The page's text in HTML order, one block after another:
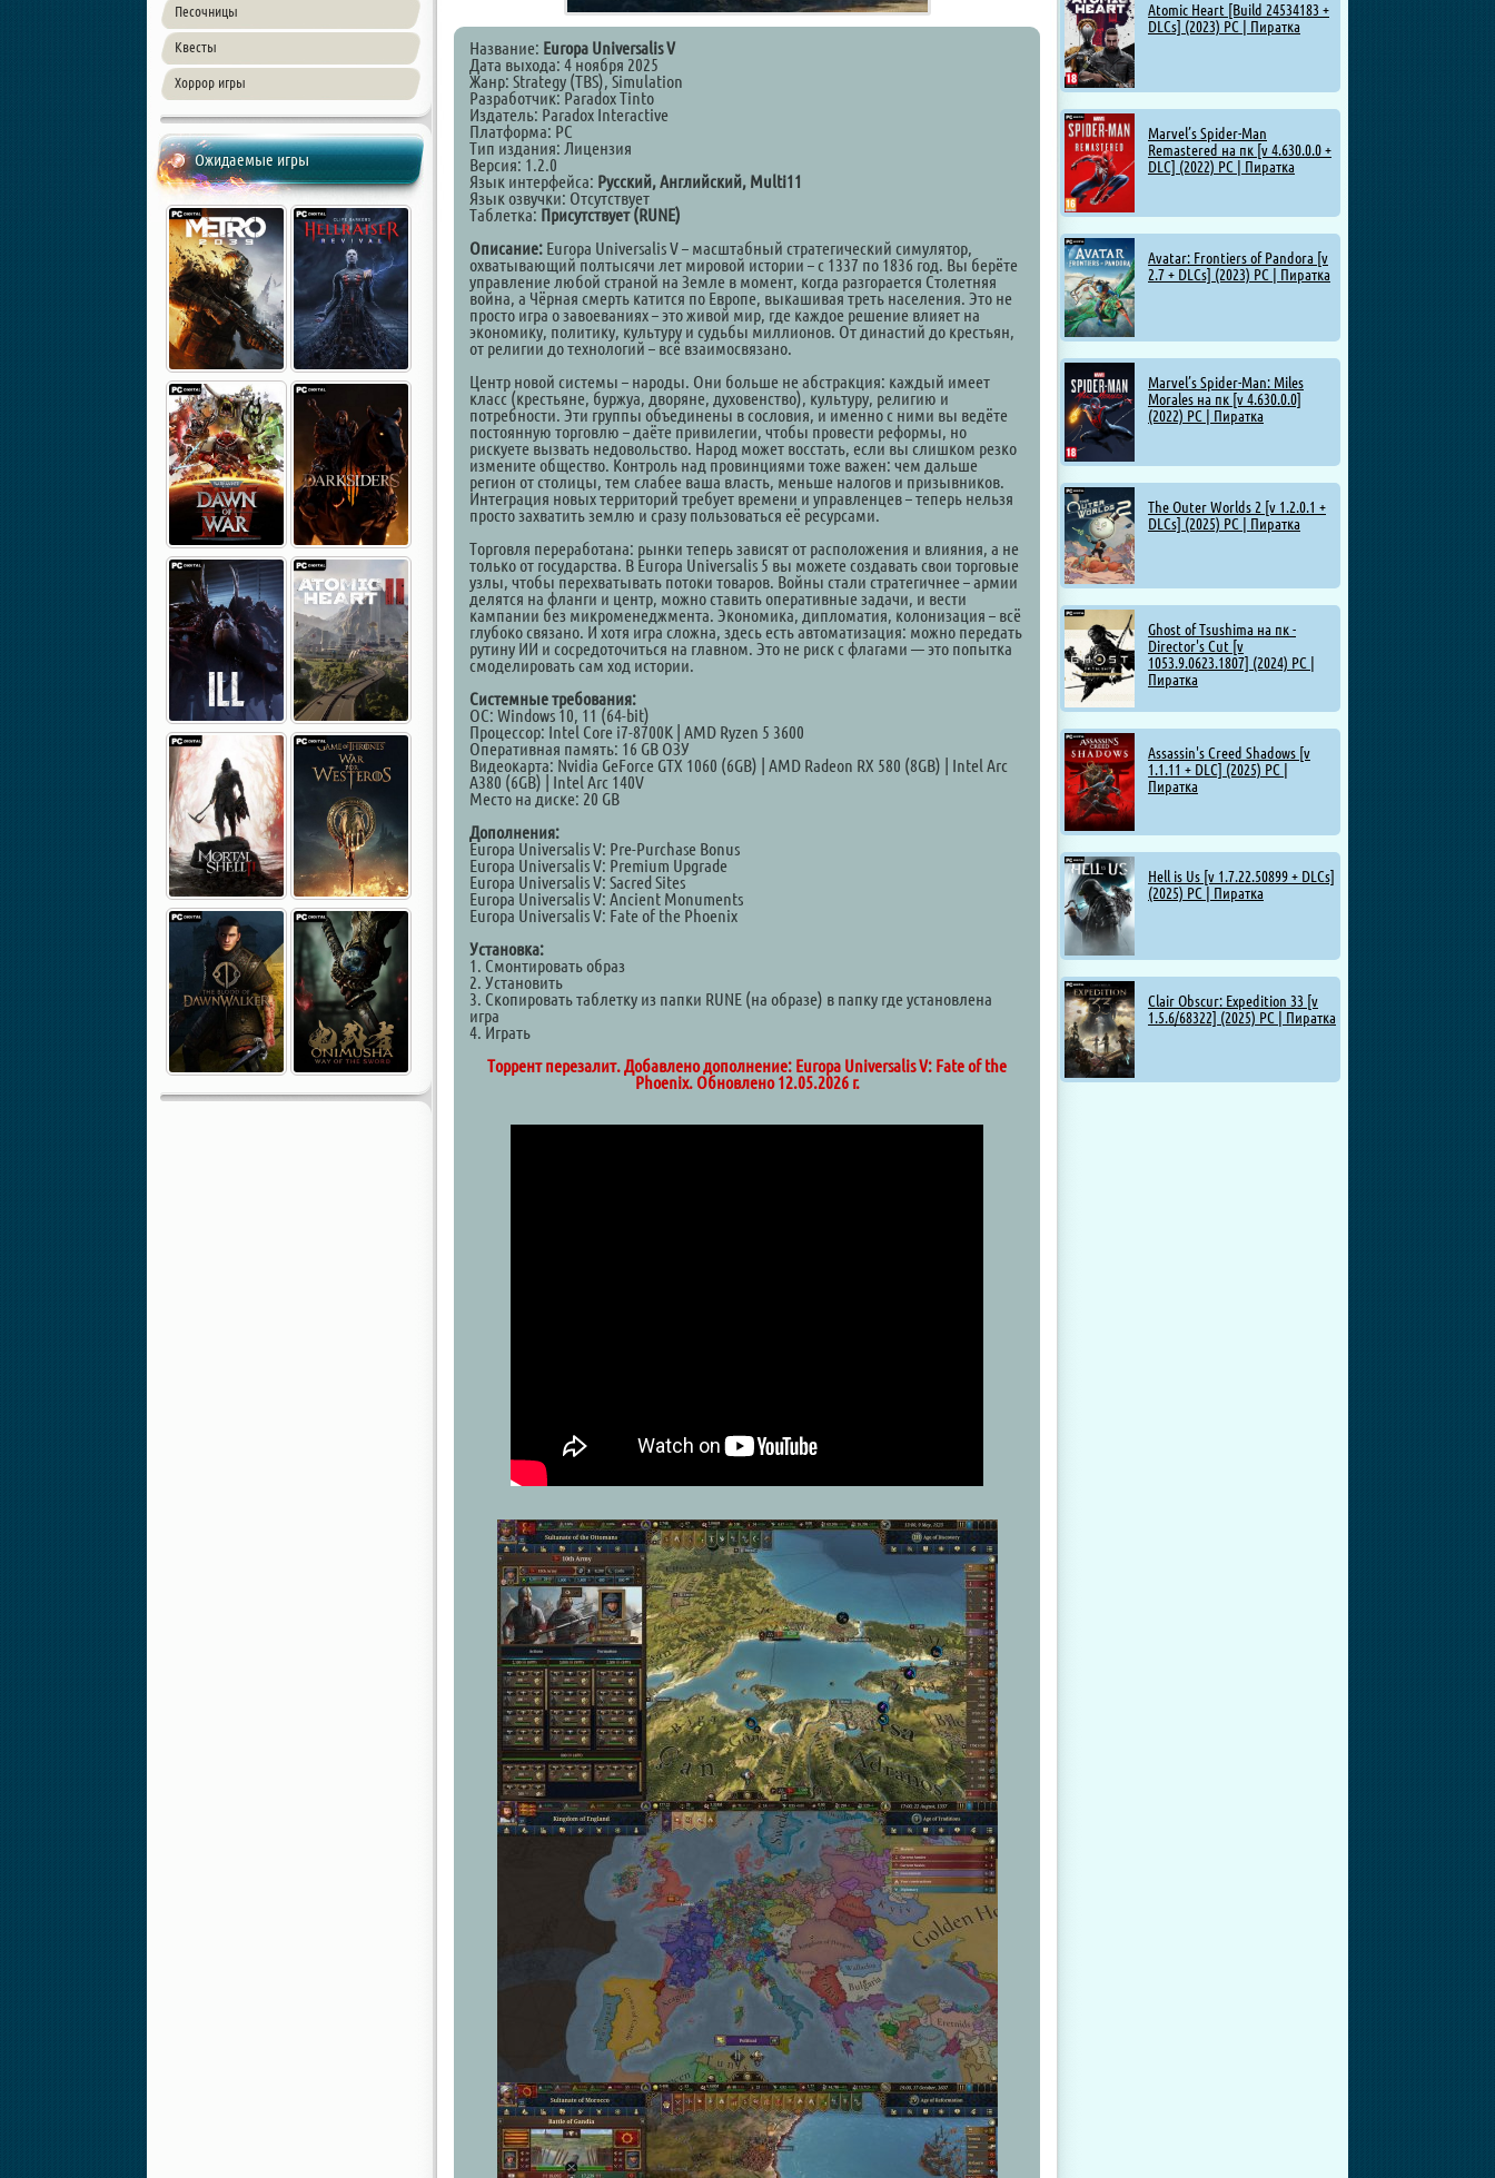
Песочницы
Квесты
Хоррор игры
Ожидаемые игры
Atomic Heart [Build 24534183 +
DLCs] (2023) PC | Пиратка
Marvel’s Spider-Man
Remastered на пк [v 4.630.0.0 +
DLC] (2022) PC | Пиратка
Avatar: Frontiers of Pandora [v
2.7 + DLCs] (2023) PC | Пиратка
Marvel’s Spider-Man: Miles
Morales на пк [v 4.630.0.0]
(2022) PC | Пиратка
The Outer Worlds 2 [v 1.2.0.1 +
DLCs] (2025) PC | Пиратка
Ghost of Tsushima на пк -
Director's Cut [v
1053.9.0623.1807] (2024) PC |
Пиратка
Assassin's Creed Shadows [v
1.1.11 + DLC] (2025) PC |
Пиратка
Hell is Us [v 1.7.22.50899 + DLCs]
(2025) PC | Пиратка
Clair Obscur: Expedition 33 [v
1.5.6/68322] (2025) PC | Пиратка
Название: Europa Universalis V
Дата выхода: 4 ноября 2025
Жанр: Strategy (TBS), Simulation
Разработчик: Paradox Tinto
Издатель: Paradox Interactive
Платформа: PC
Тип издания: Лицензия
Версия: 1.2.0
Язык интерфейса: Русский, Английский, Multi11
Язык озвучки: Отсутствует
Таблетка: Присутствует (RUNE)
Описание: Europa Universalis V – масштабный стратегический симулятор,
охватывающий полтысячи лет мировой истории – с 1337 по 1836 год. Вы берёте
управление любой страной на Земле в момент, когда разгорается Столетняя
война, а Чёрная смерть катится по Европе, выкашивая треть населения. Это не
просто игра о завоеваниях – это живой мир, где каждое решение влияет на
экономику, политику, культуру и судьбы миллионов. От династий до крестьян,
от религии до технологий – всё взаимосвязано.
Центр новой системы – народы. Они больше не абстракция: каждый имеет
класс (крестьяне, буржуа, дворяне, духовенство), культуру, религию и
потребности. Эти группы объединены в сословия, и именно с ними вы ведёте
постоянную торговлю – даёте привилегии, чтобы провести реформы, но
рискуете вызвать недовольство. Народ может восстать, если вы слишком резко
измените общество. Контроль над провинциями тоже важен: чем дальше
регион от столицы, тем слабее ваша власть, меньше налогов и призывников.
Интеграция новых территорий требует времени и управленцев – теперь нельзя
просто захватить землю и сразу пользоваться её ресурсами.
Торговля переработана: рынки теперь зависят от расположения и влияния, а не
только от государства. В Europa Universalis 5 вы можете создавать свои торговые
узлы, чтобы перехватывать потоки товаров. Войны стали стратегичнее – армии
делятся на фланги и центр, можно ставить оперативные задачи, и вести
кампании без микроменеджмента. Экономика, дипломатия, колонизация – всё
глубоко связано. И хотя игра сложна, здесь есть автоматизация: можно передать
рутину ИИ и сосредоточиться на главном. Это не риск с флагами — это попытка
смоделировать сам ход истории.
Системные требования:
ОС: Windows 10, 11 (64-bit)
Процессор: Intel Core i7-8700K | AMD Ryzen 5 3600
Оперативная память: 16 GB ОЗУ
Видеокарта: Nvidia GeForce GTX 1060 (6GB) | AMD Radeon RX 580 (8GB) | Intel Arc
A380 (6GB) | Intel Arc 140V
Место на диске: 20 GB
Дополнения:
Europa Universalis V: Pre-Purchase Bonus
Europa Universalis V: Premium Upgrade
Europa Universalis V: Sacred Sites
Europa Universalis V: Ancient Monuments
Europa Universalis V: Fate of the Phoenix
Установка:
1. Смонтировать образ
2. Установить
3. Скопировать таблетку из папки RUNE (на образе) в папку где установлена
игра
4. Играть
Торрент перезалит. Добавлено дополнение: Europa Universalis V: Fate of the
Phoenix. Обновлено 12.05.2026 г.